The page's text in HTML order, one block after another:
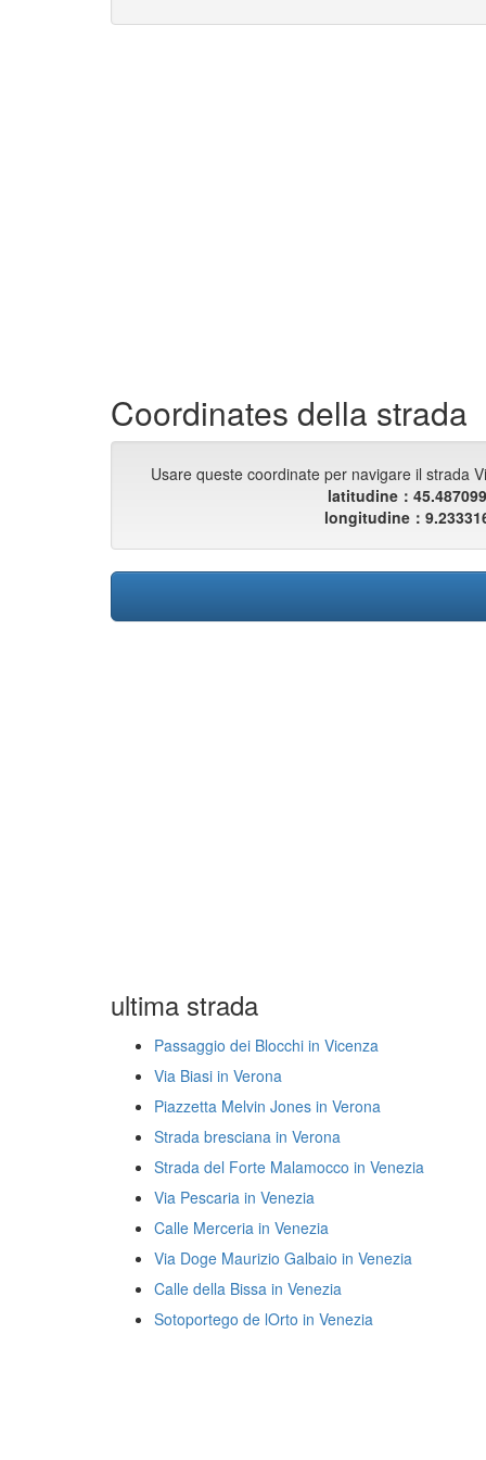
Coordinates della strada
Usare queste coordinate per navigare il strada
latitudine：
longitudine：
ultima strada
Passaggio dei Blocchi in Vicenza
Via Biasi in Verona
Piazzetta Melvin Jones in Verona
Strada bresciana in Verona
Strada del Forte Malamocco in Venezia
Via Pescaria in Venezia
Calle Merceria in Venezia
Via Doge Maurizio Galbaio in Venezia
Calle della Bissa in Venezia
Sotoportego de lOrto in Venezia